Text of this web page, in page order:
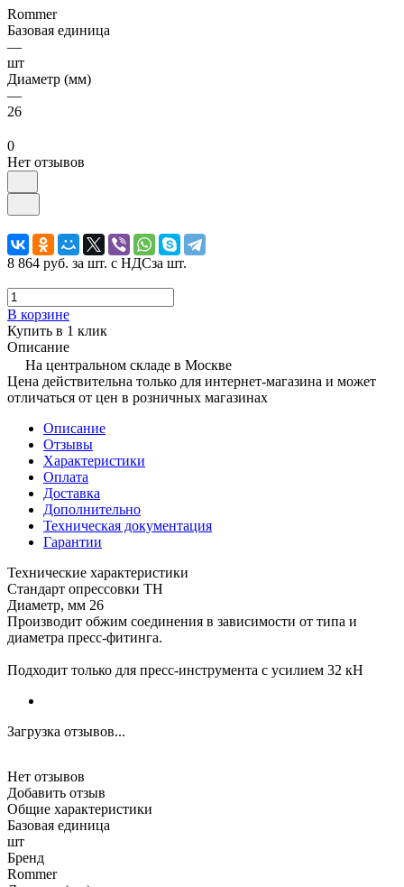
Rommer
Базовая единица
—
шт
Диаметр (мм)
—
26
0
Нет отзывов
8 864 руб. за шт. с НДСза шт.
В корзине
Купить в 1 клик
Описание
На центральном складе в Москве
Цена действительна только для интернет-магазина и может
отличаться от цен в розничных магазинах
Описание
Отзывы
Характеристики
Оплата
Доставка
Дополнительно
Техническая документация
Гарантии
Технические характеристики
Стандарт опрессовки ТН
Диаметр, мм 26
Производит обжим соединения в зависимости от типа и
диаметра пресс-фитинга.
Подходит только для пресс-инструмента с усилием 32 кН
Загрузка отзывов...
Нет отзывов
Добавить отзыв
Общие характеристики
Базовая единица
шт
Бренд
Rommer